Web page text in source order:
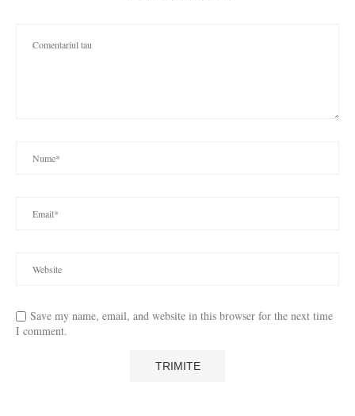
Save my name, email, and website in this browser for the next time
I comment.